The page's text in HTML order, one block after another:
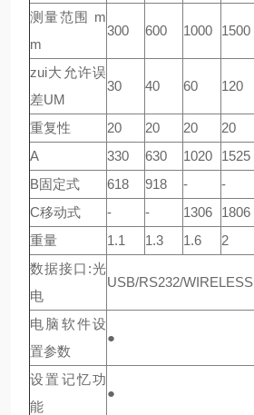
测量范围 m
m
300 600 1000 1500
zui大允许误
差UM
30 40 60 120
重复性 20 20 20 20
A
330 630 1020 1525
B固定式
618 918 - -
C移动式
- - 1306 1806
重量
1.1 1.3 1.6 2
数据接口:光
电
USB/RS232/WIRELESS
电脑软件设
置参数
●
设置记忆功
能
●